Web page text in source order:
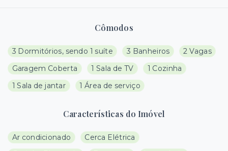
Cômodos
3 Dormitórios, sendo 1 suíte 3 Banheiros
2 Vagas
Garagem Coberta
1 Sala de TV
1 Cozinha
1 Sala de jantar
1 Área de serviço
Características do Imóvel
Ar condicionado
Cerca Elétrica